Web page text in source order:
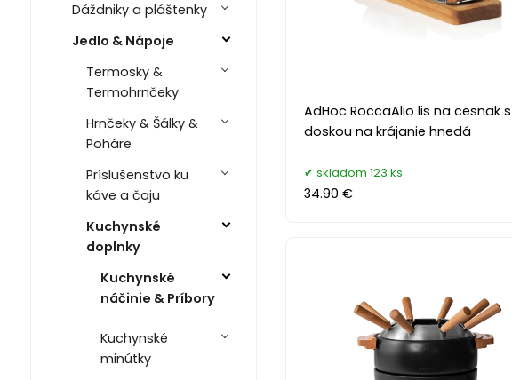
Dáždniky a pláštenky
Jedlo & Nápoje
Termosky &
Termohrnčeky
Hrnčeky & Šálky &
Poháre
Príslušenstvo ku
káve a čaju
Kuchynské
doplnky
Kuchynské
náčinie & Príbory
Kuchynské
minútky
AdHoc RoccaAlio lis na cesnak s
doskou na krájanie hnedá
skladom 123 ks
34.90 €